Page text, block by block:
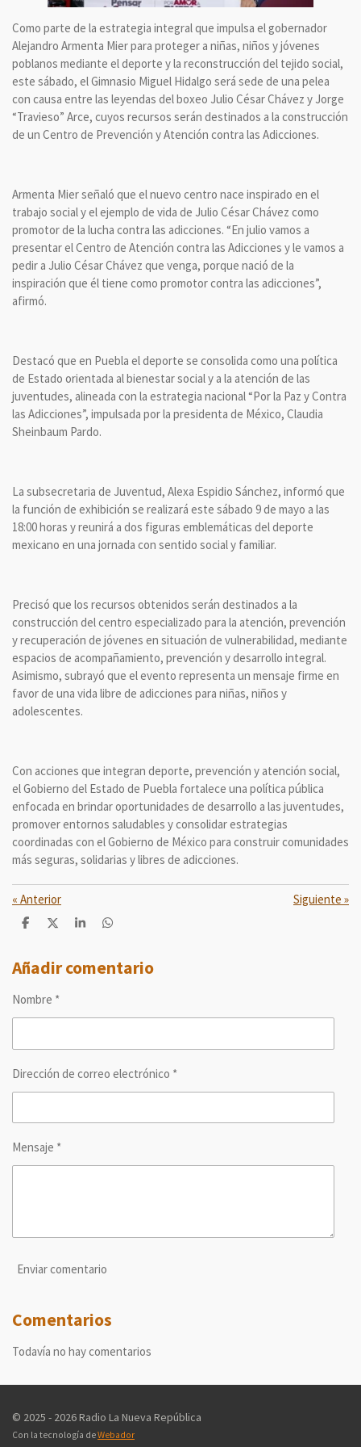
Como parte de la estrategia integral que impulsa el gobernador
Alejandro Armenta Mier para proteger a niñas, niños y jóvenes
poblanos mediante el deporte y la reconstrucción del tejido social,
este sábado, el Gimnasio Miguel Hidalgo será sede de una pelea
con causa entre las leyendas del boxeo Julio César Chávez y Jorge
“Travieso” Arce, cuyos recursos serán destinados a la construcción
de un Centro de Prevención y Atención contra las Adicciones.
Armenta Mier señaló que el nuevo centro nace inspirado en el
trabajo social y el ejemplo de vida de Julio César Chávez como
promotor de la lucha contra las adicciones. “En julio vamos a
presentar el Centro de Atención contra las Adicciones y le vamos a
pedir a Julio César Chávez que venga, porque nació de la
inspiración que él tiene como promotor contra las adicciones”,
afirmó.
Destacó que en Puebla el deporte se consolida como una política
de Estado orientada al bienestar social y a la atención de las
juventudes, alineada con la estrategia nacional “Por la Paz y Contra
las Adicciones”, impulsada por la presidenta de México, Claudia
Sheinbaum Pardo.
La subsecretaria de Juventud, Alexa Espidio Sánchez, informó que
la función de exhibición se realizará este sábado 9 de mayo a las
18:00 horas y reunirá a dos figuras emblemáticas del deporte
mexicano en una jornada con sentido social y familiar.
Precisó que los recursos obtenidos serán destinados a la
construcción del centro especializado para la atención, prevención
y recuperación de jóvenes en situación de vulnerabilidad, mediante
espacios de acompañamiento, prevención y desarrollo integral.
Asimismo, subrayó que el evento representa un mensaje firme en
favor de una vida libre de adicciones para niñas, niños y
adolescentes.
Con acciones que integran deporte, prevención y atención social,
el Gobierno del Estado de Puebla fortalece una política pública
enfocada en brindar oportunidades de desarrollo a las juventudes,
promover entornos saludables y consolidar estrategias
coordinadas con el Gobierno de México para construir comunidades
más seguras, solidarias y libres de adicciones.
« Anterior Siguiente »
C
p
a
t
C
p
a
C
p
a
C
p
a
Añadir comentario
Nombre *
Dirección de correo electrónico *
Mensaje *
Enviar comentario
Comentarios
Todavía no hay comentarios
© 2025 - 2026 Radio La Nueva República
Con la tecnología deWebador